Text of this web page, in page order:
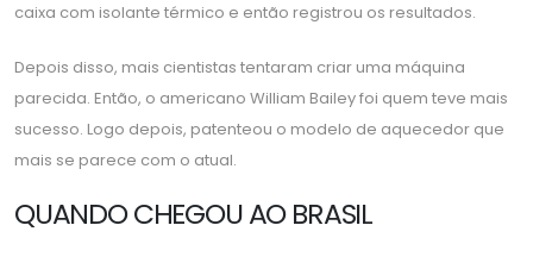
caixa com isolante térmico e então registrou os resultados.
Depois disso, mais cientistas tentaram criar uma máquina
parecida. Então, o americano William Bailey foi quem teve mais
sucesso. Logo depois, patenteou o modelo de aquecedor que
mais se parece com o atual.
QUANDO CHEGOU AO BRASIL